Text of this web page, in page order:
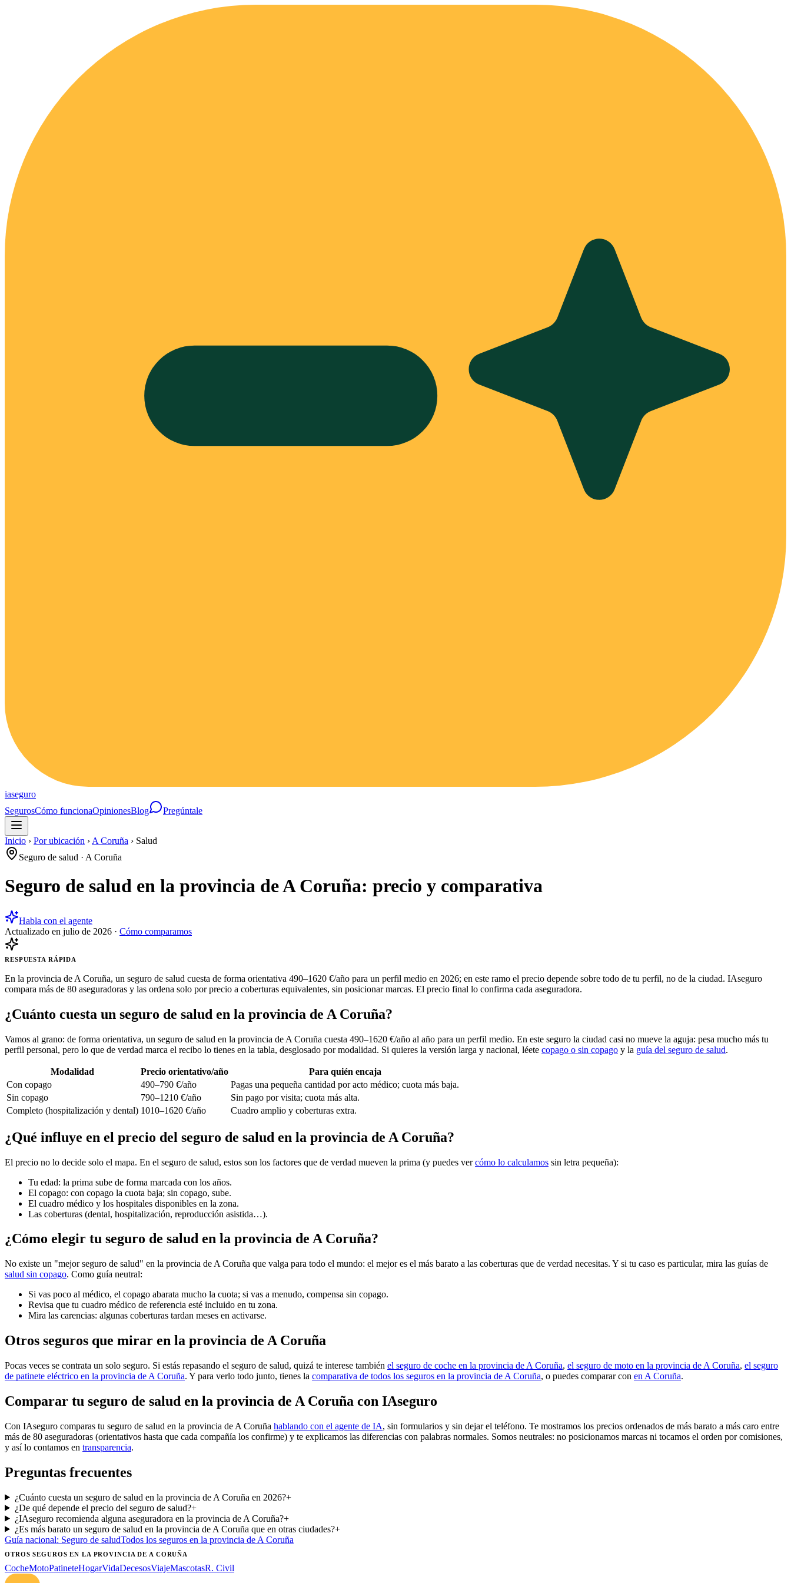
iaseguro
SegurosCómo funcionaOpinionesBlog Pregúntale
Inicio › Por ubicación › A Coruña › Salud
Seguro de salud · A Coruña
Seguro de salud en la provincia de A Coruña: precio y comparativa
Habla con el agente
Actualizado en julio de 2026 · Cómo comparamos
RESPUESTA RÁPIDA
En la provincia de A Coruña, un seguro de salud cuesta de forma orientativa 490–1620 €/año para un perfil medio en 2026; en este ramo el precio depende sobre todo de tu perfil, no de la ciudad. IAseguro
compara más de 80 aseguradoras y las ordena solo por precio a coberturas equivalentes, sin posicionar marcas. El precio final lo confirma cada aseguradora.
¿Cuánto cuesta un seguro de salud en la provincia de A Coruña?
Vamos al grano: de forma orientativa, un seguro de salud en la provincia de A Coruña cuesta 490–1620 €/año al año para un perfil medio. En este seguro la ciudad casi no mueve la aguja: pesa mucho más tu
perfil personal, pero lo que de verdad marca el recibo lo tienes en la tabla, desglosado por modalidad. Si quieres la versión larga y nacional, léete copago o sin copago y la guía del seguro de salud.
Modalidad Precio orientativo/año
Para quién encaja
Con copago
490–790 €/año
Pagas una pequeña cantidad por acto médico; cuota más baja.
Sin copago
790–1210 €/año
Sin pago por visita; cuota más alta.
Completo (hospitalización y dental) 1010–1620 €/año Cuadro amplio y coberturas extra.
¿Qué influye en el precio del seguro de salud en la provincia de A Coruña?
El precio no lo decide solo el mapa. En el seguro de salud, estos son los factores que de verdad mueven la prima (y puedes vercómo lo calculamos sin letra pequeña):
Tu edad: la prima sube de forma marcada con los años.
El copago: con copago la cuota baja; sin copago, sube.
El cuadro médico y los hospitales disponibles en la zona.
Las coberturas (dental, hospitalización, reproducción asistida…).
¿Cómo elegir tu seguro de salud en la provincia de A Coruña?
No existe un "mejor seguro de salud" en la provincia de A Coruña que valga para todo el mundo: el mejor es el más barato a las coberturas que de verdad necesitas. Y si tu caso es particular, mira las guías de
salud sin copago. Como guía neutral:
Si vas poco al médico, el copago abarata mucho la cuota; si vas a menudo, compensa sin copago.
Revisa que tu cuadro médico de referencia esté incluido en tu zona.
Mira las carencias: algunas coberturas tardan meses en activarse.
Otros seguros que mirar en la provincia de A Coruña
Pocas veces se contrata un solo seguro. Si estás repasando el seguro de salud, quizá te interese también el seguro de coche en la provincia de A Coruña, el seguro de moto en la provincia de A Coruña, el seguro
de patinete eléctrico en la provincia de A Coruña. Y para verlo todo junto, tienes la comparativa de todos los seguros en la provincia de A Coruña, o puedes comparar con en A Coruña.
Comparar tu seguro de salud en la provincia de A Coruña con IAseguro
Con IAseguro comparas tu seguro de salud en la provincia de A Coruña hablando con el agente de IA, sin formularios y sin dejar el teléfono. Te mostramos los precios ordenados de más barato a más caro entre
más de 80 aseguradoras (orientativos hasta que cada compañía los confirme) y te explicamos las diferencias con palabras normales. Somos neutrales: no posicionamos marcas ni tocamos el orden por comisiones,
y así lo contamos en transparencia.
Preguntas frecuentes
¿Cuánto cuesta un seguro de salud en la provincia de A Coruña en 2026?+
¿De qué depende el precio del seguro de salud?+
¿IAseguro recomienda alguna aseguradora en la provincia de A Coruña?+
¿Es más barato un seguro de salud en la provincia de A Coruña que en otras ciudades?+
Guía nacional: Seguro de saludTodos los seguros en la provincia de A Coruña
OTROS SEGUROSEN LA PROVINCIA DE A CORUÑA
CocheMotoPatineteHogarVidaDecesosViajeMascotasR. Civil